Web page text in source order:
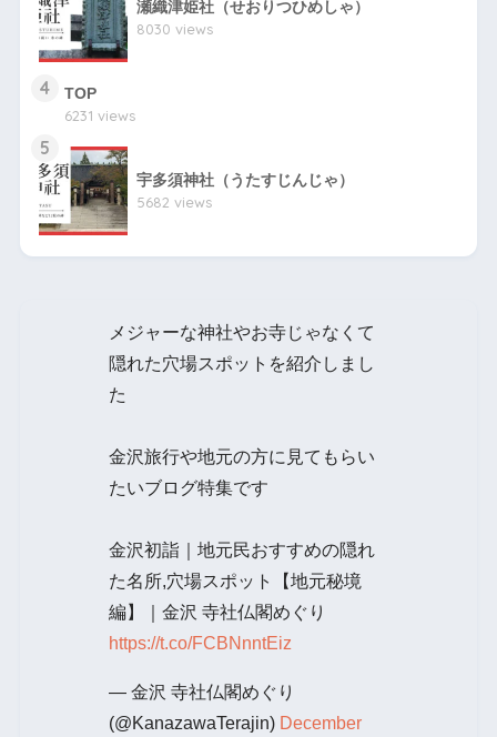
瀬織津姫社（せおりつひめしゃ）
8030 views
4
TOP
6231 views
5
宇多須神社（うたすじんじゃ）
5682 views
メジャーな神社やお寺じゃなくて
隠れた穴場スポットを紹介しまし
た
金沢旅行や地元の方に見てもらい
たいブログ特集です
金沢初詣｜地元民おすすめの隠れ
た名所,穴場スポット【地元秘境
編】｜金沢 寺社仏閣めぐり
https://t.co/FCBNnntEiz
— 金沢 寺社仏閣めぐり
(@KanazawaTerajin) December